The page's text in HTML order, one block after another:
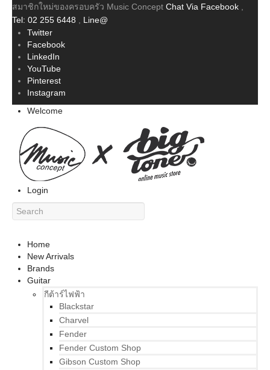
สมาชิกใหม่ของครอบครัว Music Concept Chat Via Facebook
Tel: 02 255 6448
Line@
Twitter
Facebook
LinkedIn
YouTube
Pinterest
Instagram
Welcome
Login
Home
New Arrivals
Brands
Guitar
กีต้าร์ไฟฟ้า
Blackstar
Charvel
Fender
Fender Custom Shop
Gibson Custom Shop